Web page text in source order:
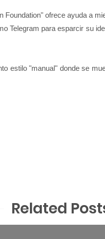
Foundation" ofrece ayuda a
Telegram para esparcir su
estilo "manual" donde se
Related